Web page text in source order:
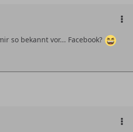
so bekannt vor... Facebook?